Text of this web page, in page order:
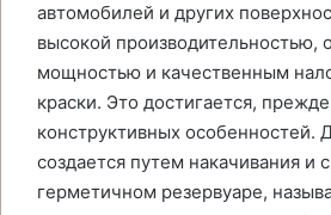
автомобилей и других
высокой производительностью,
мощностью и качественным
краски. Это достигается,
конструктивных особенностей.
создается путем накачивания и
герметичном резервуаре,